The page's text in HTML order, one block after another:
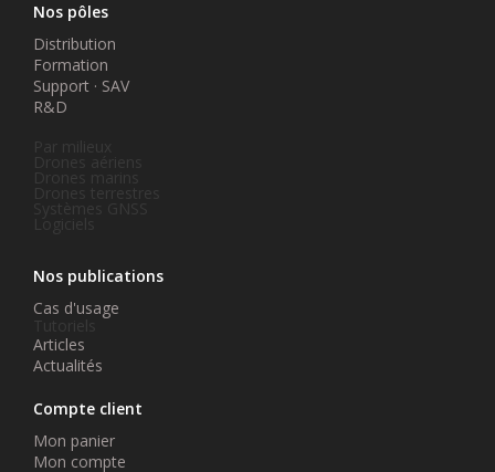
Nos pôles
Distribution
Formation
Support · SAV
R&D
Drones aériens
Drones marins
Drones terrestres
Systèmes GNSS
Logiciels
Nos publications
Cas d'usage
Tutoriels
Articles
Actualités
Compte client
Mon panier
Mon compte